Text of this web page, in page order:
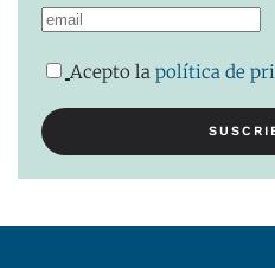
Acepto la política de